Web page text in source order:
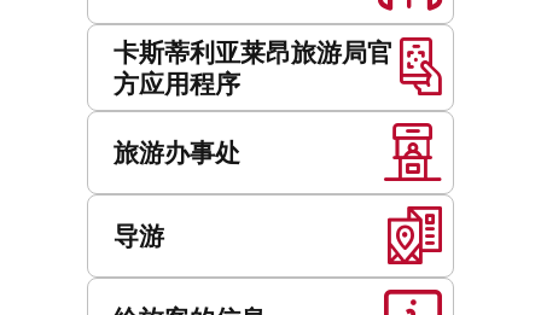
卡斯蒂利亚莱昂旅游局官
方应用程序
旅游办事处
导游